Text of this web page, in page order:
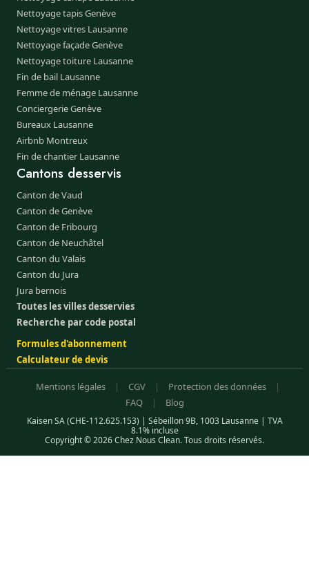
Nettoyage tapis Genève
Nettoyage vitres Lausanne
Nettoyage façade Genève
Nettoyage toiture Lausanne
Fin de bail Lausanne
Femme de ménage Lausanne
Conciergerie Genève
Bureaux Lausanne
Airbnb Montreux
Fin de chantier Lausanne
Cantons desservis
Canton de Vaud
Canton de Genève
Canton de Fribourg
Canton de Neuchâtel
Canton du Valais
Canton du Jura
Jura bernois
Toutes les villes desservies
Recherche par code postal
Formules d'abonnement
Calculateur de devis
Mentions légales | CGV | Protection des données
|
FAQ
| Blog
Kaisen SA (CHE-112.625.153) | Sébeillon 9B, 1003 Lausanne | TVA
8.1% incluse
Copyright © 2026 Chez Nous Clean. Tous droits réservés.